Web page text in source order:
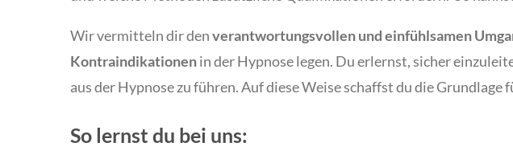
Wir vermitteln dir denverantwortungsvollen und einfühlsamen
Kontraindikationenin der Hypnose legen. Du erlernst, sicher
aus der Hypnose zu führen. Auf diese Weise schaffst du die Grundlage
So lernst du bei uns: